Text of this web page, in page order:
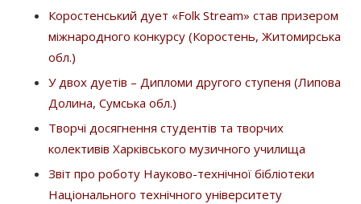
Коростенський дует «Folk Stream» став призером
міжнародного конкурсу (Коростень, Житомирська
обл.)
У двох дуетів – Дипломи другого ступеня (Липова
Долина, Сумська обл.)
Творчі досягнення студентів та творчих
колективів Харківського музичного училища
Звіт про роботу Науково-технічної бібліотеки
Національного технічного університету